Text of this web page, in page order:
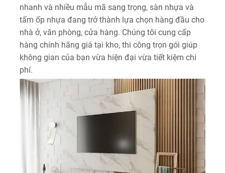
nhanh và nhiều mẫu mã sang trọng, sàn nhựa và
tấm ốp nhựa đang trở thành lựa chọn hàng đầu cho
nhà ở, văn phòng, cửa hàng. Chúng tôi cung cấp
hàng chính hãng giá tại kho, thi công trọn gói giúp
không gian của bạn vừa hiện đại vừa tiết kiệm chi
phí.